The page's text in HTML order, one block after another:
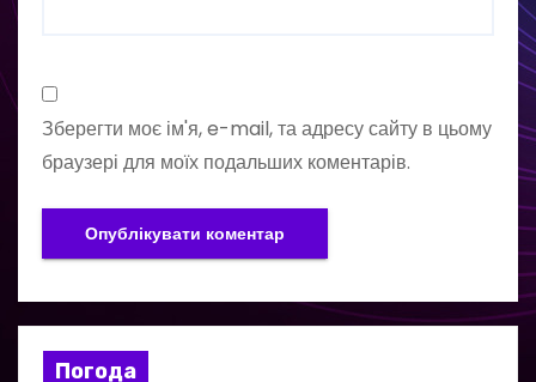
Зберегти моє ім'я, e-mail, та адресу сайту в цьому
браузері для моїх подальших коментарів.
Погода